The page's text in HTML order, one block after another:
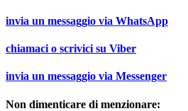
invia un messaggio via WhatsApp
chiamaci o scrivici su Viber
invia un messaggio via Messenger
Non dimenticare di menzionare: